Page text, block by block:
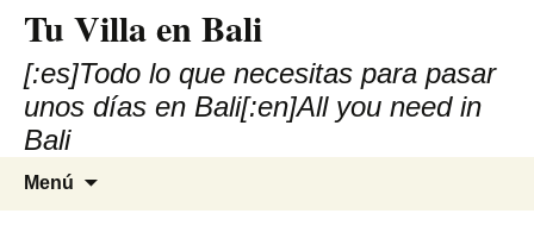
Tu Villa en Bali
[:es]Todo lo que necesitas para pasar
unos días en Bali[:en]All you need in
Bali
Menú